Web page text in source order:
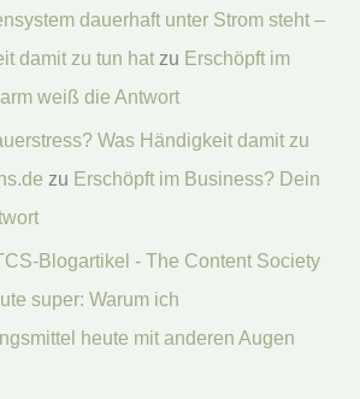
dauerhaft unter Strom steht –
damit zu tun hat zu Erschöpft im
weiß die Antwort
Was Händigkeit damit zu
zu Erschöpft im Business? Dein
Blogartikel - The Content Society
super: Warum ich
heute mit anderen Augen